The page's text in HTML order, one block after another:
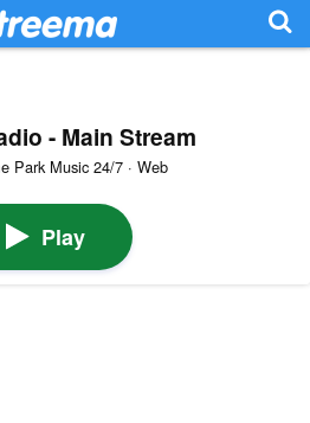
- Main Stream
Park Music 24/7 · Web
Play